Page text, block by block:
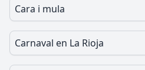
Cara i mula
Carnaval en La Rioja